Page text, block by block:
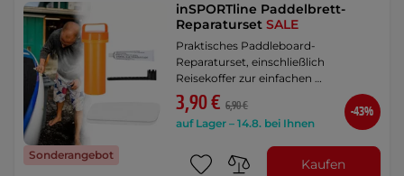
Sonderangebot
inSPORTline Paddelbrett-
ReparatursetSALE
Praktisches Paddleboard-
Reparaturset, einschließlich
Reisekoffer zur einfachen …
3,90 € 6,90 €
auf Lager – 14.8. bei Ihnen
-43%
Kaufen